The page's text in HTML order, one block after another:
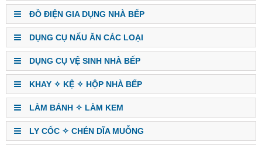
ĐỒ ĐIỆN GIA DỤNG NHÀ BẾP
DỤNG CỤ NẤU ĂN CÁC LOẠI
DỤNG CỤ VỆ SINH NHÀ BẾP
KHAY ✧ KỆ ✧ HỘP NHÀ BẾP
LÀM BÁNH ✧ LÀM KEM
LY CỐC ✧ CHÉN DĨA MUỖNG